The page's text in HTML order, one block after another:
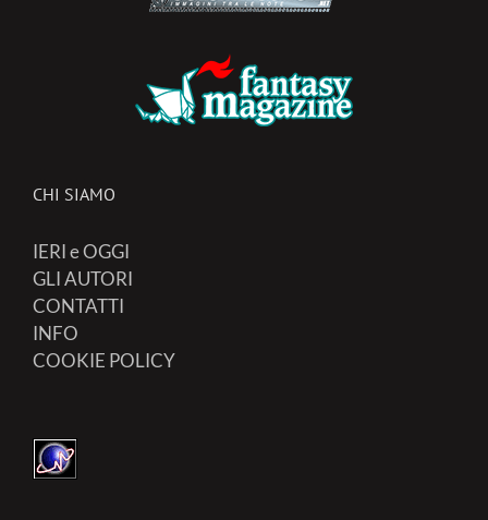
CHI SIAMO
IERI e OGGI
GLI AUTORI
CONTATTI
INFO
COOKIE POLICY